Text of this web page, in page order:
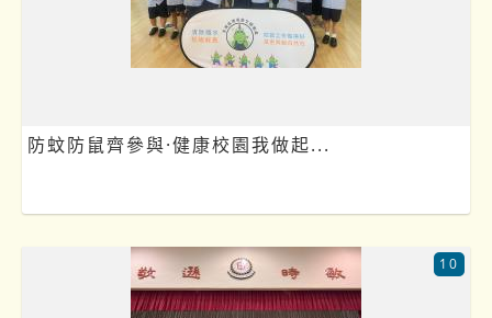
防蚊防鼠齊參與·健康校園我做起...
10